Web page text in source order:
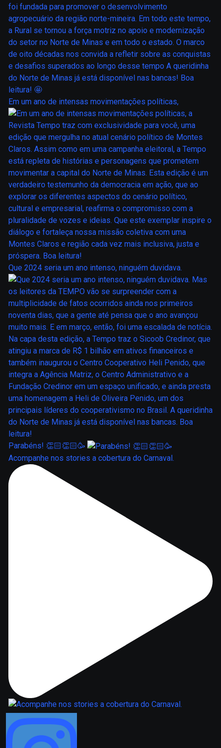
Em um ano de intensas movimentações políticas,
Que 2024 seria um ano intenso, ninguém duvidava.
Parabéns! 👏🏻👏🏻🥳
Acompanhe nos stories a cobertura do Carnaval.